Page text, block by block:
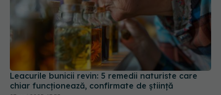
Leacurile bunicii revin: 5 remedii naturiste care
chiar funcționează, confirmate de știință
27 mai 2025, 17:53